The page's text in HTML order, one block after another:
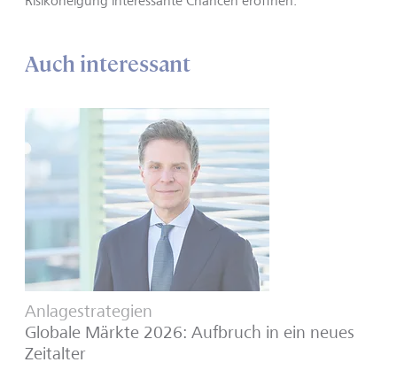
Auch interessant
Anlagestrategien
Globale Märkte 2026: Aufbruch in ein neues
Zeitalter